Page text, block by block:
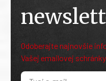
Odoberajte najnovšie
Vašej emailovej schránky.